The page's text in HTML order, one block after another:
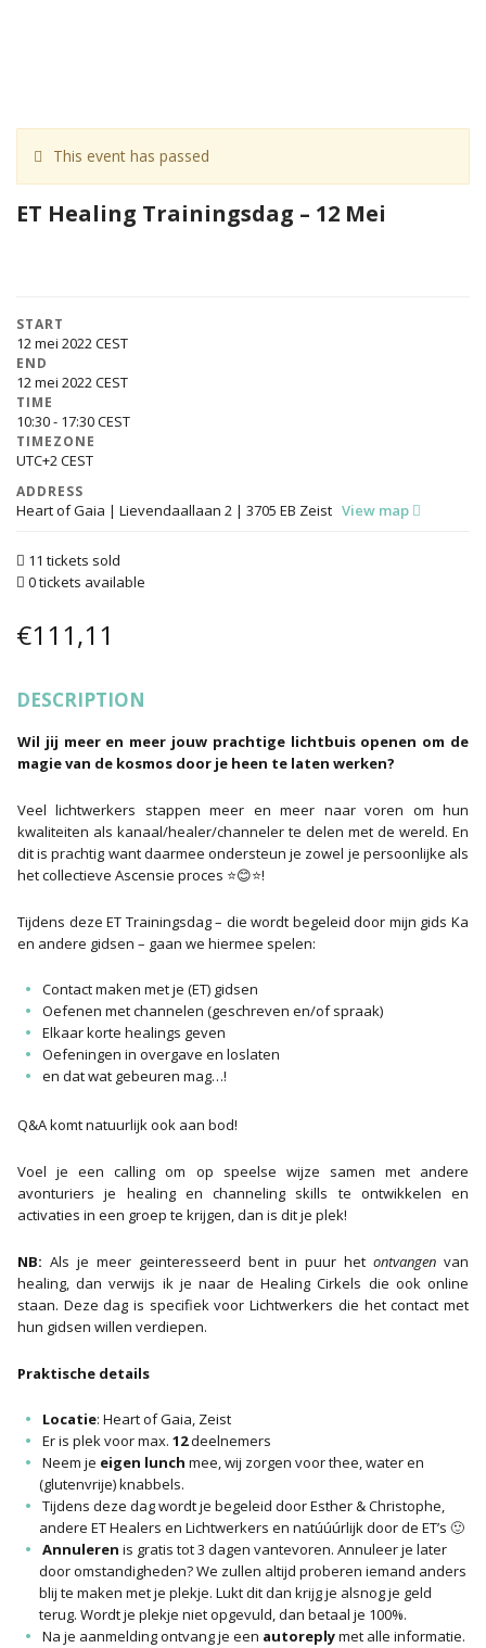
This event has passed
ET Healing Trainingsdag – 12 Mei
START
12 mei 2022
END
12 mei 2022
TIME
10:30 - 17:30
TIMEZONE
UTC+2
ADDRESS
Heart of Gaia | Lievendaallaan 2 | 3705 EB Zeist View map
11 tickets sold
0 tickets available
€111,11
DESCRIPTION
Wil jij meer en meer jouw prachtige lichtbuis openen om de
magie van de kosmos door je heen te laten werken?
Veel lichtwerkers stappen meer en meer naar voren om hun
kwaliteiten als kanaal/healer/channeler te delen met de wereld. En
dit is prachtig want daarmee ondersteun je zowel je persoonlijke als
het collectieve Ascensie proces ⭐😊⭐!
Tijdens deze ET Trainingsdag – die wordt begeleid door mijn gids Ka
en andere gidsen – gaan we hiermee spelen:
Contact maken met je (ET) gidsen
Oefenen met channelen (geschreven en/of spraak)
Elkaar korte healings geven
Oefeningen in overgave en loslaten
en dat wat gebeuren mag…!
Q&A komt natuurlijk ook aan bod!
Voel je een calling om op speelse wijze samen met andere
avonturiers je healing en channeling skills te ontwikkelen en
activaties in een groep te krijgen, dan is dit je plek!
NB: Als je meer geinteresseerd bent in puur hetontvangen van
healing, dan verwijs ik je naar de Healing Cirkels die ook online
staan. Deze dag is specifiek voor Lichtwerkers die het contact met
hun gidsen willen verdiepen.
Praktische details
Locatie: Heart of Gaia, Zeist
Er is plek voor max. 12deelnemers
Neem je eigen lunch mee, wij zorgen voor thee, water en
(glutenvrije) knabbels.
Tijdens deze dag wordt je begeleid door Esther & Christophe,
andere ET Healers en Lichtwerkers en natúúúrlijk door de ET’s 🙂
Annuleren is gratis tot 3 dagen vantevoren. Annuleer je later
door omstandigheden? We zullen altijd proberen iemand anders
blij te maken met je plekje. Lukt dit dan krijg je alsnog je geld
terug. Wordt je plekje niet opgevuld, dan betaal je 100%.
Na je aanmelding ontvang je een autoreplymet alle informatie.